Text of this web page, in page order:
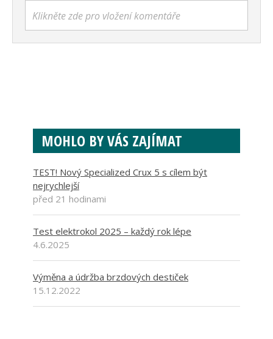
Klikněte zde pro vložení komentáře
MOHLO BY VÁS ZAJÍMAT
TEST! Nový Specialized Crux 5 s cílem být
nejrychlejší
před 21 hodinami
Test elektrokol 2025 – každý rok lépe
4.6.2025
Výměna a údržba brzdových destiček
15.12.2022